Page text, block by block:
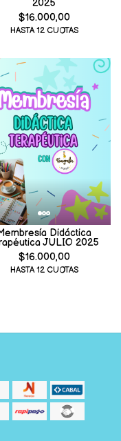
2025
$16.000,00
HASTA 12 CUOTAS
Didáctica
JULIO 2025
$16.000,00
HASTA 12 CUOTAS